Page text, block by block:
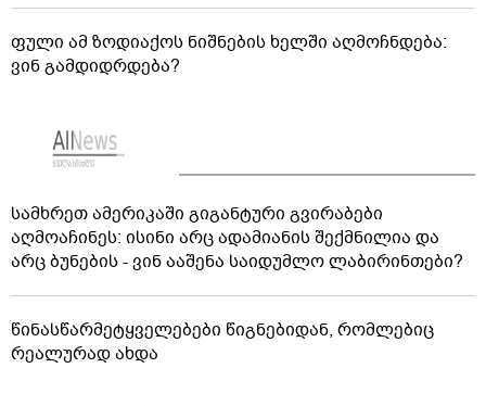
ფული ამ ზოდიაქოს ნიშნების ხელში აღმოჩნდება:
ვინ გამდიდრდება?
სამხრეთ ამერიკაში გიგანტური გვირაბები
აღმოაჩინეს: ისინი არც ადამიანის შექმნილია და
არც ბუნების - ვინ ააშენა საიდუმლო ლაბირინთები?
წინასწარმეტყველებები წიგნებიდან, რომლებიც
რეალურად ახდა